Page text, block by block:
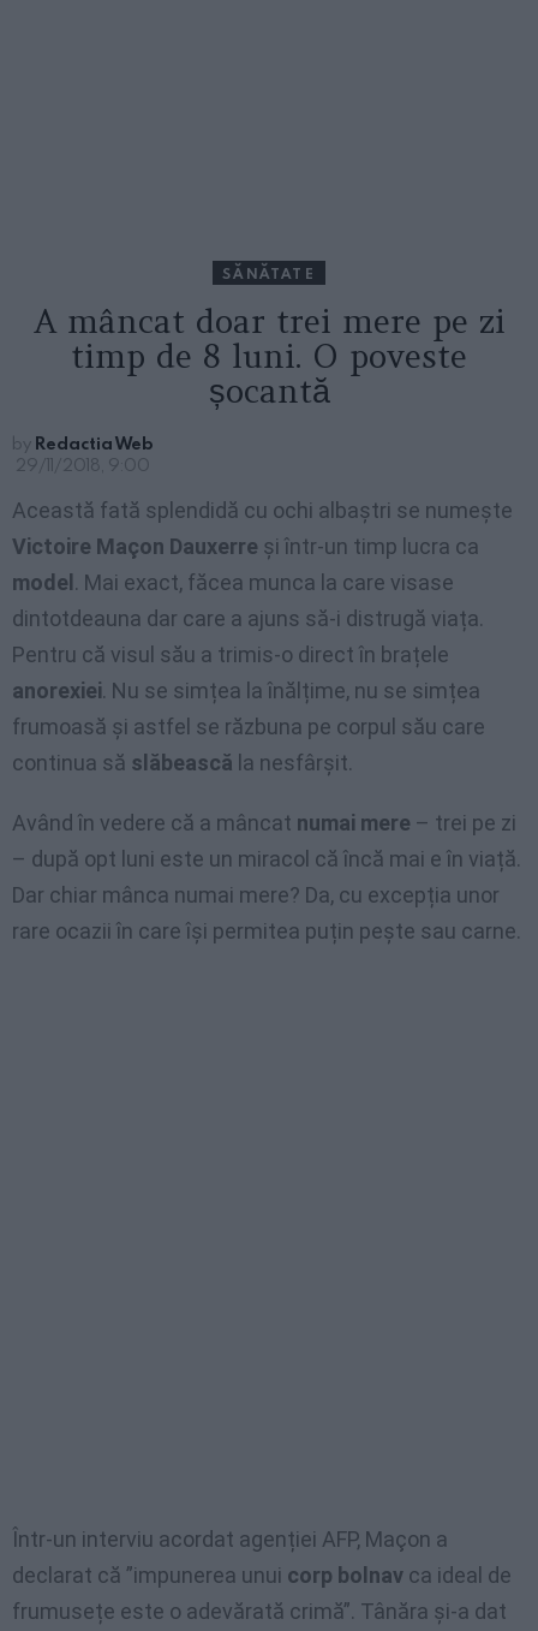
SĂNĂTATE
A mâncat doar trei mere pe zi
timp de 8 luni. O poveste
șocantă
by Redactia Web
29/11/2018, 9:00
Această fată splendidă cu ochi albaștri se numește
Victoire Maçon Dauxerre și într-un timp lucra ca
model . Mai exact, făcea munca la care visase
dintotdeauna dar care a ajuns să-i distrugă viața.
Pentru că visul său a trimis-o direct în brațele
anorexiei. Nu se simțea la înălțime, nu se simțea
frumoasă și astfel se răzbuna pe corpul său care
continua să slăbească la nesfârșit.
Având în vedere că a mâncat numai mere – trei pe zi
– după opt luni este un miracol că încă mai e în viață.
Dar chiar mânca numai mere? Da, cu excepția unor
rare ocazii în care își permitea puțin pește sau carne.
Într-un interviu acordat agenției AFP, Maçon a
declarat că ”impunerea unui corp bolnav ca ideal de
frumusețe este o adevărată crimă”. Tânăra și-a dat